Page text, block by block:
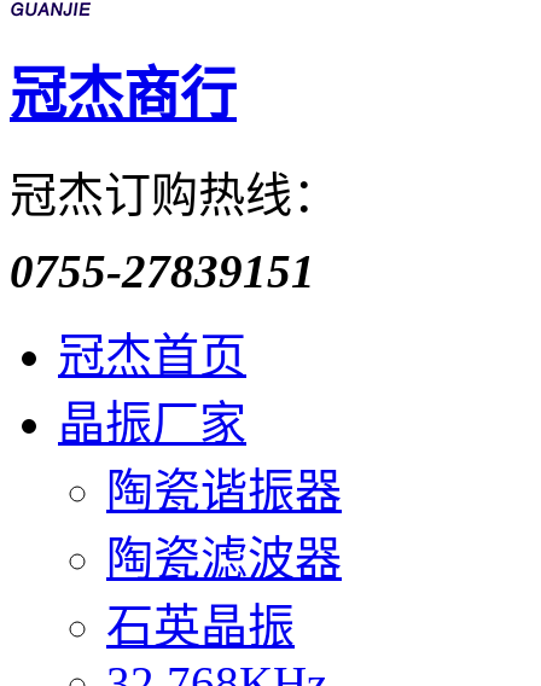
冠杰商行
冠杰订购热线：
0755-27839151
冠杰首页
晶振厂家
陶瓷谐振器
陶瓷滤波器
石英晶振